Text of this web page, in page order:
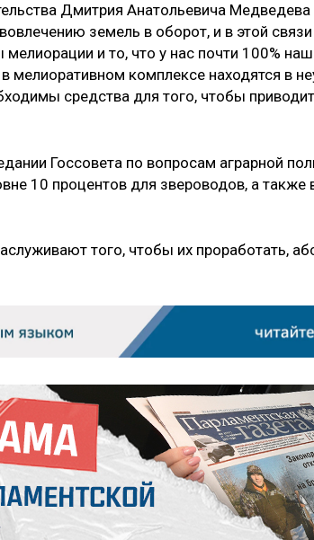
Дмитрия Анатольевича Медведева
земель в оборот, и в этой
и то, что у нас почти 100%
в мелиоративном комплексе находятся в
средства для того, чтобы
Госсовета по вопросам аграрной
10 процентов для звероводов, а также
того, чтобы их проработать,